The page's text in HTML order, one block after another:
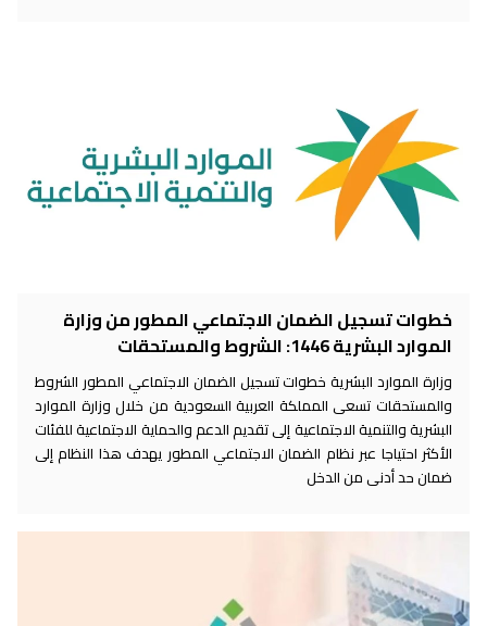
خطوات تسجيل الضمان الاجتماعي المطور من وزارة
الموارد البشرية 1446: الشروط والمستحقات
وزارة الموارد البشرية خطوات تسجيل الضمان الاجتماعي المطور الشروط
والمستحقات تسعى المملكة العربية السعودية من خلال وزارة الموارد
البشرية والتنمية الاجتماعية إلى تقديم الدعم والحماية الاجتماعية للفئات
الأكثر احتياجا عبر نظام الضمان الاجتماعي المطور يهدف هذا النظام إلى
ضمان حد أدنى من الدخل